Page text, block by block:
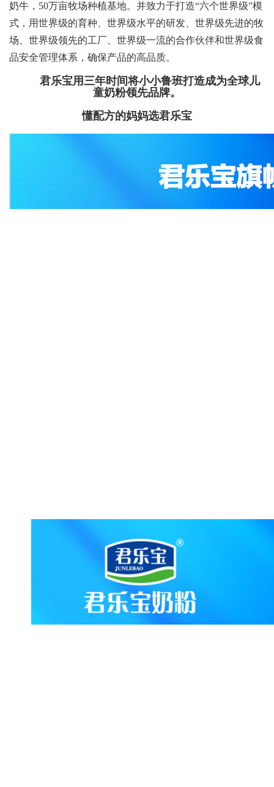
奶牛，50万亩牧场种植基地。并致力于打造“六个世界级”模
式，用世界级的育种、世界级水平的研发、世界级先进的牧
场、世界级领先的工厂、世界级一流的合作伙伴和世界级食
品安全管理体系，确保产品的高品质。
君乐宝用三年时间将小小鲁班打造成为全球儿
童奶粉领先品牌。
懂配方的妈妈选君乐宝